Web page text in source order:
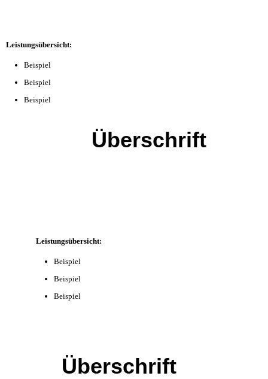
Leistungsübersicht:
Beispiel
Beispiel
Beispiel
Überschrift
Leistungsübersicht:
Beispiel
Beispiel
Beispiel
Überschrift